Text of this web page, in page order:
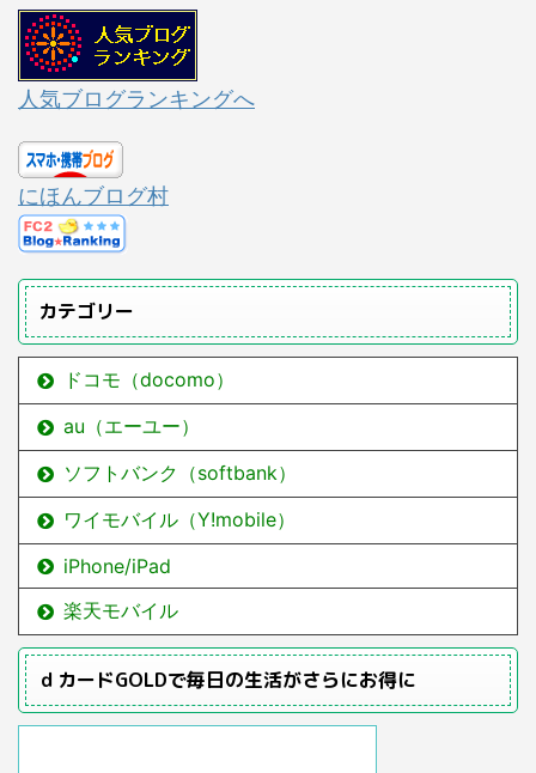
人気ブログランキングへ
にほんブログ村
カテゴリー
ドコモ（docomo）
au（エーユー）
ソフトバンク（softbank）
ワイモバイル（Y!mobile）
iPhone/iPad
楽天モバイル
ｄカードGOLDで毎日の生活がさらにお得に